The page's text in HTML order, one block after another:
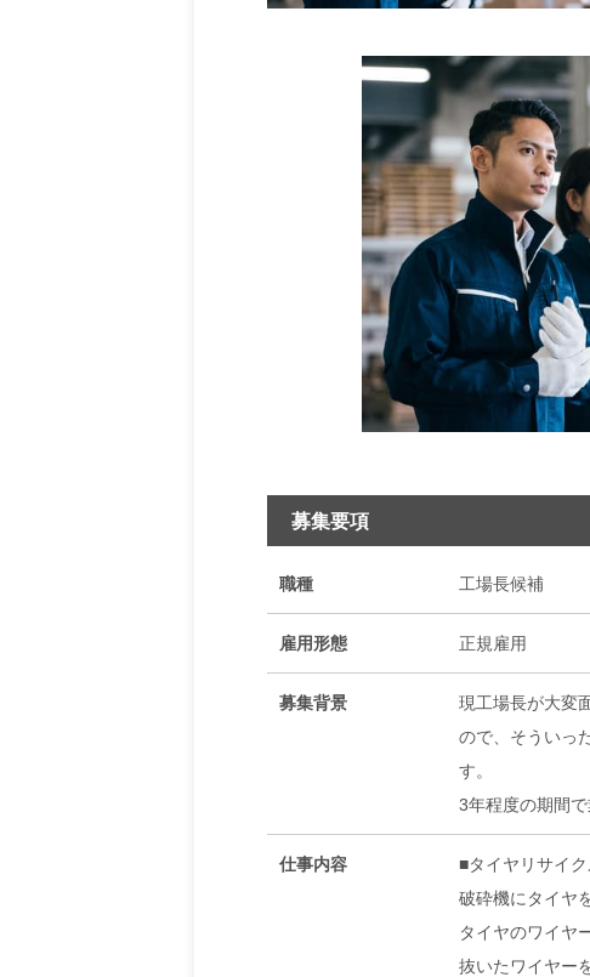
募集要項
職種 工場長候補
雇用形態 正規雇用
募集背景
現工場長が大変
ので、そういっ
す。
3年程度の期間
仕事内容
■タイヤリサイ
破砕機にタイヤ
タイヤのワイヤ
抜いたワイヤー